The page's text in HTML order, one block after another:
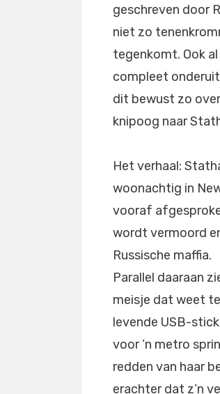
geschreven door
niet zo
tegenkomt. Ook
compleet
dit bewust zo
knipoog naar
Het verhaal:
woonachtig in
vooraf
wordt vermoord
Russische maffia.
Parallel daaraan
meisje dat weet
levende USB-
voor ’n metro
redden van haar
erachter dat z’n